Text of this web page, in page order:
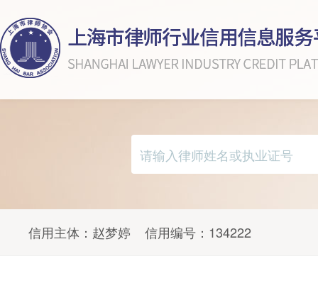
信用主体： 赵梦婷 信用编号： 134222